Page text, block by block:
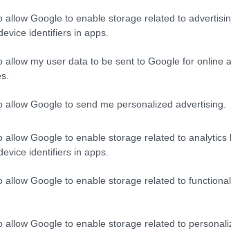
allow Google to enable storage related to
identifiers in apps.
allow my user data to be sent to Google for online
allow Google to send me personalized advertising.
allow Google to enable storage related to analytics
identifiers in apps.
allow Google to enable storage related to
allow Google to enable storage related to
καταγωγή από την
ότι συγγενείς τους έχουν
κράτος» διότι κατ’
η επαναστατική κυβέρνηση του
προειδοποίησε από την
ανάμεσα στις δυο χώρες σε